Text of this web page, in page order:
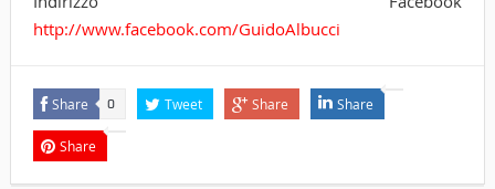
http://www.facebook.com/GuidoAlbucci
Share 0 Tweet Share Share
Share